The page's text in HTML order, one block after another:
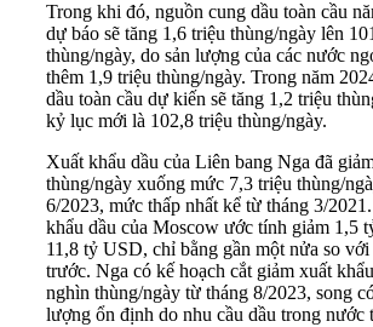
Trong khi đó, nguồn cung dầu toàn cầu
dự báo sẽ tăng 1,6 triệu thùng/ngày lên
thùng/ngày, do sản lượng của các nước
thêm 1,9 triệu thùng/ngày. Trong năm
dầu toàn cầu dự kiến sẽ tăng 1,2 triệu
kỷ lục mới là 102,8 triệu thùng/ngày.
Xuất khẩu dầu của Liên bang Nga đã
thùng/ngày xuống mức 7,3 triệu thùng/
6/2023, mức thấp nhất kể từ tháng 3/
khẩu dầu của Moscow ước tính giảm 1,5
11,8 tỷ USD, chỉ bằng gần một nửa so
trước. Nga có kế hoạch cắt giảm xuất
nghìn thùng/ngày từ tháng 8/2023, song
lượng ổn định do nhu cầu dầu trong nước